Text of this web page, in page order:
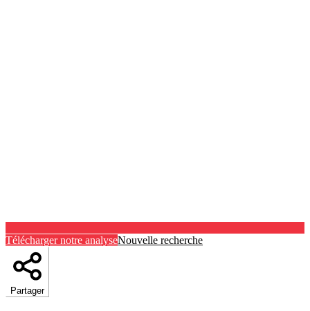
Télécharger notre analyseNouvelle recherche
Partager